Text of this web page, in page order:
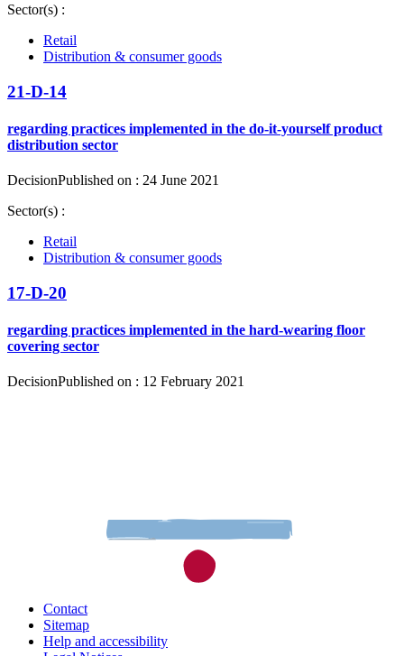
Sector(s) :
Retail
Distribution & consumer goods
21-D-14
regarding practices implemented in the do-it-yourself product
distribution sector
DecisionPublished on : 24 June 2021
Sector(s) :
Retail
Distribution & consumer goods
17-D-20
regarding practices implemented in the hard-wearing floor
covering sector
DecisionPublished on : 12 February 2021
Contact
Sitemap
Help and accessibility